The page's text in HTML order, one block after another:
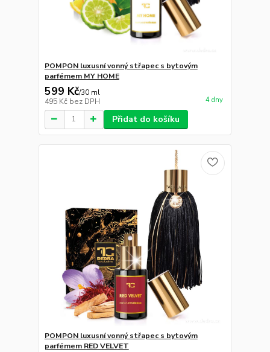
POMPON luxusní vonný střapec s bytovým
parfémem MY HOME
599 Kč/30 ml
495 Kč bez DPH 4 dny
Přidat do košíku
POMPON luxusní vonný střapec s bytovým
parfémem RED VELVET